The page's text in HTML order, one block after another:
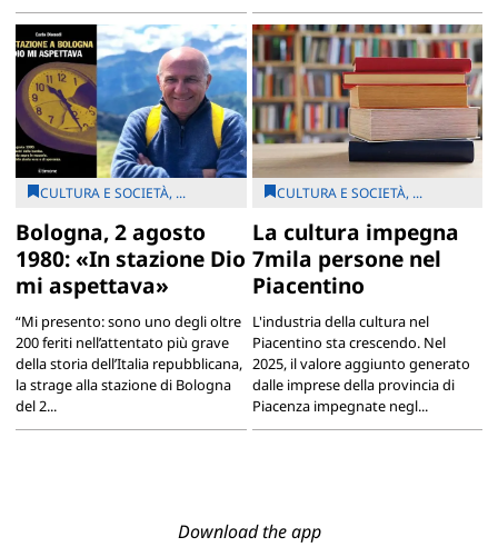
CULTURA E SOCIETÀ, ...
Bologna, 2 agosto
1980: «In stazione Dio
mi aspettava»
“Mi presento: sono uno degli oltre
200 feriti nell’attentato più grave
della storia dell’Italia repubblicana,
la strage alla stazione di Bologna
del 2...
CULTURA E SOCIETÀ, ...
La cultura impegna
7mila persone nel
Piacentino
L'industria della cultura nel
Piacentino sta crescendo. Nel
2025, il valore aggiunto generato
dalle imprese della provincia di
Piacenza impegnate negl...
Download the app